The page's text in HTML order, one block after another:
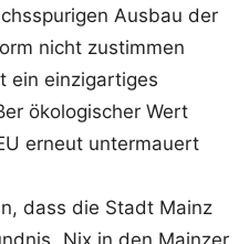
Ausbau der
nicht zustimmen
ein einzigartiges
ökologischer Wert
erneut untermauert
dass die Stadt Mainz
„Nix in den Mainzer